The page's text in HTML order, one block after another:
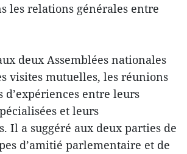
les relations générales entre
deux Assemblées nationales
visites mutuelles, les réunions
d’expériences entre leurs
et leurs
Il a suggéré aux deux parties de
d’amitié parlementaire et de